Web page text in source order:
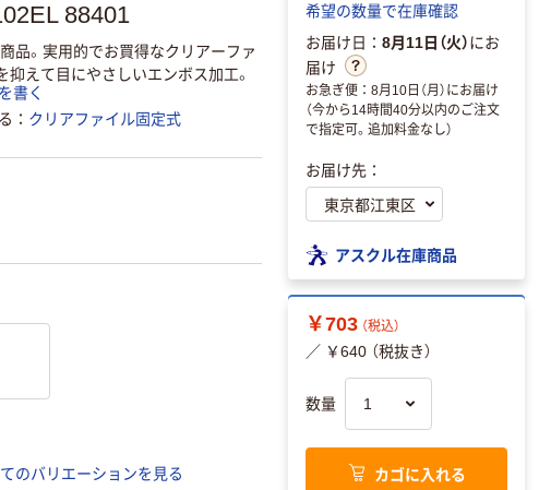
88401
品。実用的でお買得なクリアーファ
抑えて目にやさしいエンボス加工。
書く
クリアファイル固定式
のバリエーションを見る
希望の数量で在庫確認
お届け日： 8月11日（火）にお
届け
お急ぎ便：8月10日（月）にお届け
（今から14時間40分以内のご注文
で指定可。追加料金なし）
お届け先：
アスクル在庫商品
￥703 （税込）
／ ￥640 （税抜き）
数量
カゴに入れる